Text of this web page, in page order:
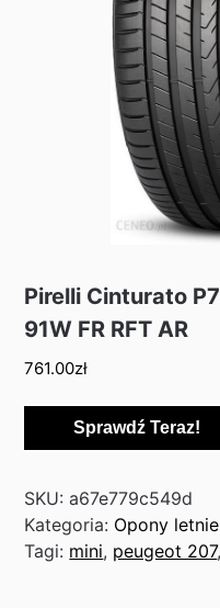
Pirelli Cinturato
91W FR RFT AR
761.00zł
Sprawdź Teraz!
SKU:a67e779c549d
Kategoria: Opony letnie
Tagi: mini, peugeot 207,